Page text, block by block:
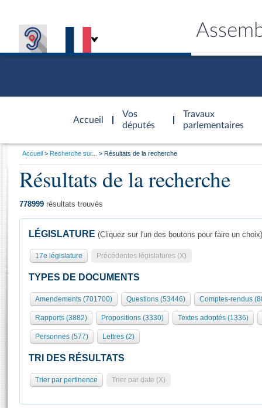
Accueil
d'accueil
Vos
députés
Travaux
parlementaires
Présidence
577 députés
Groupes politiques
Élections législatives
Séance publique
Commissions et autres organes
Europe et International
Contrôle et évaluation
Congrès
Pétitions
Général
Rôle et pouvoirs de l'Assemblée
Organisation de l'Assemblée
Présidence Conférence des Présidents Bureau Collège des
Statistiques et chiffres clés
Transparence et déontologie
Visiter l'Assemblée
Visite virtuelle du palais Bourbon
Assister à une séance
Accès des chercheurs à l’Assemblée
Les évènements
Vous
Accueil Recherche sur... Résultats de la recherche
Résultats de la recherche
778999 résultats trouvés
LÉGISLATURE (Cliquez sur l'un des boutons pour faire un choix)
17e législature Précédentes législatures (X)
TYPES DE DOCUMENTS
Amendements (701700) Questions (53446) Comptes-rendus
Rapports (3882) Propositions (3330) Textes adoptés (1336)
Personnes (577) Lettres (2)
TRI DES RÉSULTATS
Trier par pertinence Trier par date (X)